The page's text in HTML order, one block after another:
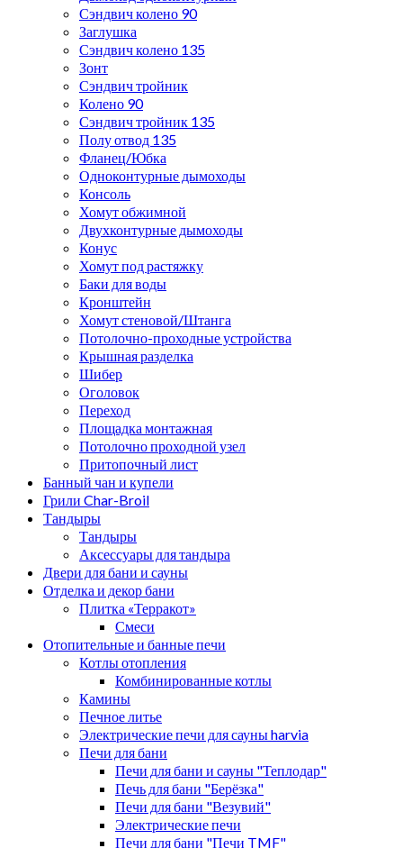
Сэндвич колено 90
Заглушка
Сэндвич колено 135
Зонт
Сэндвич тройник
Колено 90
Сэндвич тройник 135
Полу отвод 135
Фланец/Юбка
Одноконтурные дымоходы
Консоль
Хомут обжимной
Двухконтурные дымоходы
Конус
Хомут под растяжку
Баки для воды
Кронштейн
Хомут стеновой/Штанга
Потолочно-проходные устройства
Крышная разделка
Шибер
Оголовок
Переход
Площадка монтажная
Потолочно проходной узел
Притопочный лист
Банный чан и купели
Грили Char-Broil
Тандыры
Тандыры
Аксессуары для тандыра
Двери для бани и сауны
Отделка и декор бани
Плитка «Терракот»
Смеси
Отопительные и банные печи
Котлы отопления
Комбинированные котлы
Камины
Печное литье
Электрические печи для сауны harvia
Печи для бани
Печи для бани и сауны "Теплодар"
Печь для бани "Берёзка"
Печи для бани "Везувий"
Электрические печи
Печи для бани "Печи TMF"